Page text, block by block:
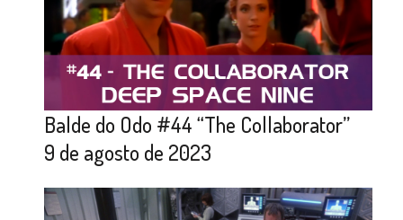
Balde do Odo #44 “The Collaborator”
9 de agosto de 2023